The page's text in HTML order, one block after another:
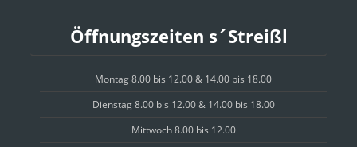
Öffnungszeiten s´Streißl
Montag 8.00 bis 12.00 & 14.00 bis 18.00
Dienstag 8.00 bis 12.00 & 14.00 bis 18.00
Mittwoch 8.00 bis 12.00